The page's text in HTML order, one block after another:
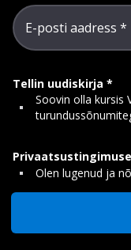
E-posti aadress
Tellin uudiskirja
Soovin olla kursis
Olen lugenud ja